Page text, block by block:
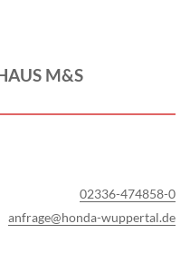
M&S
02336-474858-0
anfrage@honda-wuppertal.de